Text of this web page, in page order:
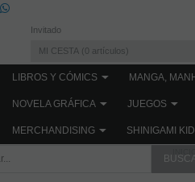
Invitado
MI CESTA 0 artículos
LIBROS Y CÓMICS MANGA,
NOVELA GRÁFICA JUEGOS
MERCHANDISING SHINIGAMI